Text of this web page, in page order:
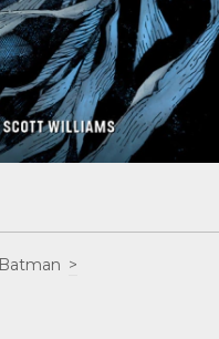
Batman >